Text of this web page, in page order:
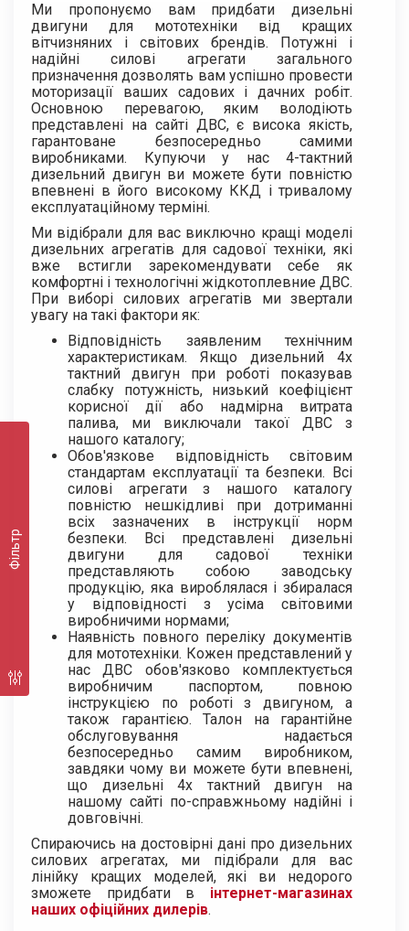
Фільтр
Ми пропонуємо вам придбати дизельні
двигуни для мототехніки від кращих
вітчизняних і світових брендів. Потужні і
надійні силові агрегати загального
призначення дозволять вам успішно провести
моторизації ваших садових і дачних робіт.
Основною перевагою, яким володіють
представлені на сайті ДВС, є висока якість,
гарантоване безпосередньо самими
виробниками. Купуючи у нас 4-тактний
дизельний двигун ви можете бути повністю
впевнені в його високому ККД і тривалому
експлуатаційному терміні.
Ми відібрали для вас виключно кращі моделі
дизельних агрегатів для садової техніки, які
вже встигли зарекомендувати себе як
комфортні і технологічні жідкотоплевние ДВС.
При виборі силових агрегатів ми звертали
увагу на такі фактори як:
Відповідність заявленим технічним
характеристикам. Якщо дизельний 4х
тактний двигун при роботі показував
слабку потужність, низький коефіцієнт
корисної дії або надмірна витрата
палива, ми виключали такої ДВС з
нашого каталогу;
Обов'язкове відповідність світовим
стандартам експлуатації та безпеки. Всі
силові агрегати з нашого каталогу
повністю нешкідливі при дотриманні
всіх зазначених в інструкції норм
безпеки. Всі представлені дизельні
двигуни для садової техніки
представляють собою заводську
продукцію, яка вироблялася і збиралася
у відповідності з усіма світовими
виробничими нормами;
Наявність повного переліку документів
для мототехніки. Кожен представлений у
нас ДВС обов'язково комплектується
виробничим паспортом, повною
інструкцією по роботі з двигуном, а
також гарантією. Талон на гарантійне
обслуговування надається
безпосередньо самим виробником,
завдяки чому ви можете бути впевнені,
що дизельні 4х тактний двигун на
нашому сайті по-справжньому надійні і
довговічні.
Спираючись на достовірні дані про дизельних
силових агрегатах, ми підібрали для вас
лінійку кращих моделей, які ви недорого
зможете придбати в інтернет-магазинах
наших офіційних дилерів.